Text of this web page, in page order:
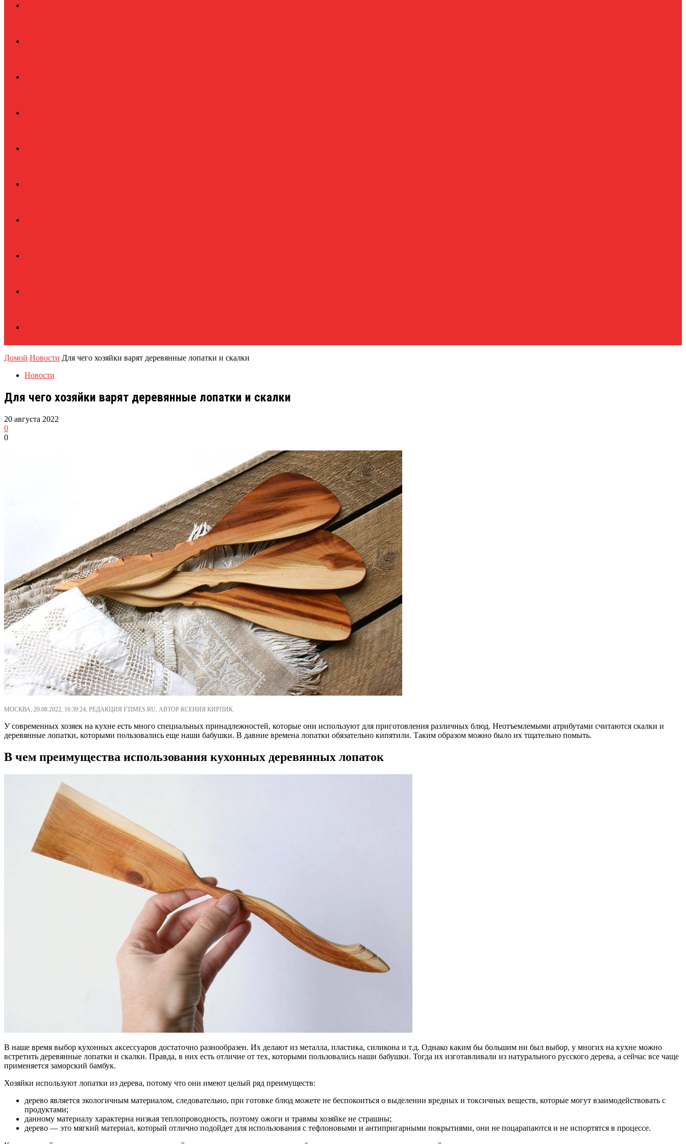
Домой Новости Для чего хозяйки варят деревянные лопатки и скалки
Новости
Для чего хозяйки варят деревянные лопатки и скалки
20 августа 2022
0
0
МОСКВА, 20.08.2022, 16:39:24, РЕДАКЦИЯ FTIMES.RU, АВТОР КСЕНИЯ КИРПИК.
У современных хозяек на кухне есть много специальных принадлежностей, которые они используют для приготовления различных блюд. Неотъемлемыми атрибутами считаются скалки и
деревянные лопатки, которыми пользовались еще наши бабушки. В давние времена лопатки обязательно кипятили. Таким образом можно было их тщательно помыть.
В чем преимущества использования кухонных деревянных лопаток
В наше время выбор кухонных аксессуаров достаточно разнообразен. Их делают из металла, пластика, силикона и т.д. Однако каким бы большим ни был выбор, у многих на кухне можно
встретить деревянные лопатки и скалки. Правда, в них есть отличие от тех, которыми пользовались наши бабушки. Тогда их изготавливали из натурального русского дерева, а сейчас все чаще
применяется заморский бамбук.
Хозяйки используют лопатки из дерева, потому что они имеют целый ряд преимуществ:
дерево является экологичным материалом, следовательно, при готовке блюд можете не беспокоиться о выделении вредных и токсичных веществ, которые могут взаимодействовать с
продуктами;
данному материалу характерна низкая теплопроводность, поэтому ожоги и травмы хозяйке не страшны;
дерево — это мягкий материал, который отлично подойдет для использования с тефлоновыми и антипригарными покрытиями, они не поцарапаются и не испортятся в процессе.